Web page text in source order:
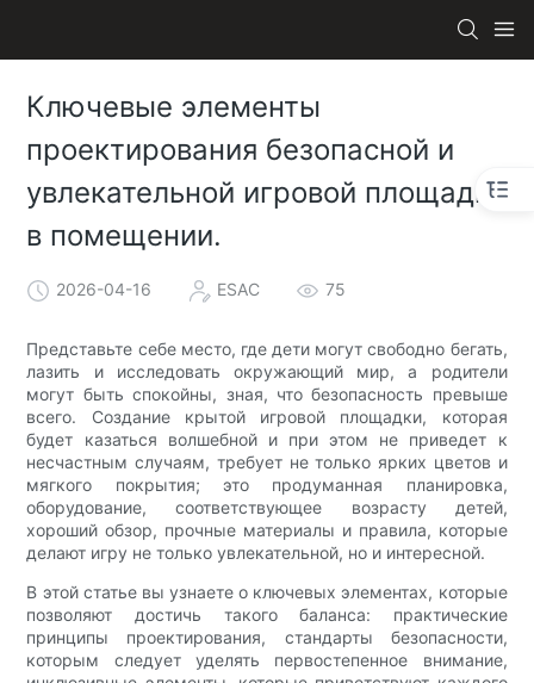
Ключевые элементы
проектирования безопасной и
увлекательной игровой площадки
в помещении.
2026-04-16 ESAC 75
Представьте себе место, где дети могут свободно бегать,
лазить и исследовать окружающий мир, а родители
могут быть спокойны, зная, что безопасность превыше
всего. Создание крытой игровой площадки, которая
будет казаться волшебной и при этом не приведет к
несчастным случаям, требует не только ярких цветов и
мягкого покрытия; это продуманная планировка,
оборудование, соответствующее возрасту детей,
хороший обзор, прочные материалы и правила, которые
делают игру не только увлекательной, но и интересной.
В этой статье вы узнаете о ключевых элементах, которые
позволяют достичь такого баланса: практические
принципы проектирования, стандарты безопасности,
которым следует уделять первостепенное внимание,